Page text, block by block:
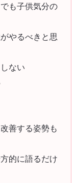
も子供気分の
やるべきと思
ない
善する姿勢も
的に語るだけ